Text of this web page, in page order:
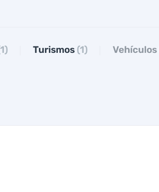
Turismos (1) Vehículos